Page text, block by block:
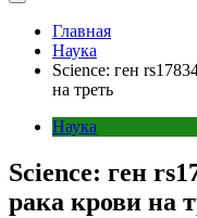
Главная
Наука
Science: ген
на треть
Наука
Science: ген
рака крови на